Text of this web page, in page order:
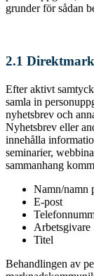
grunder för sådan
2.1
Efter aktivt
samla in
nyhetsbrev och
Nyhetsbrev eller
innehålla
seminarier,
sammanhang
Namn/namn
E-post
Arbetsgivare
Titel
Behandlingen av